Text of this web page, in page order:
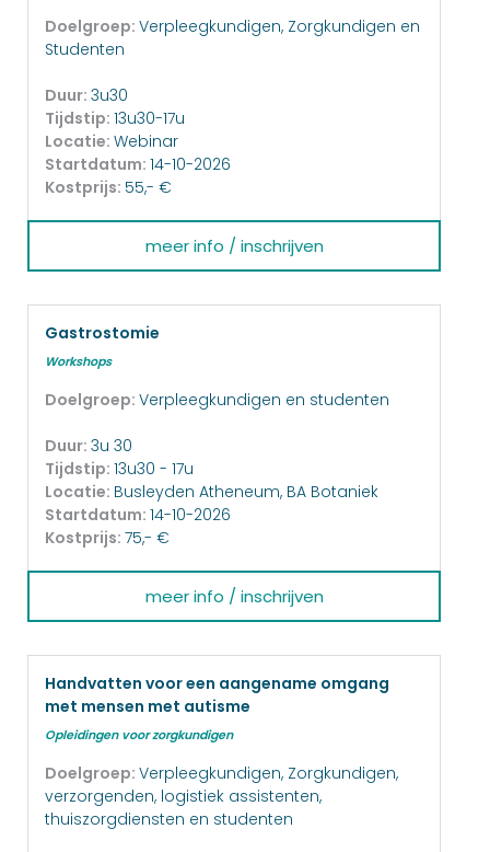
Doelgroep: Verpleegkundigen, Zorgkundigen en
Studenten
Duur: 3u30
Tijdstip: 13u30-17u
Locatie: Webinar
Startdatum: 14-10-2026
Kostprijs: 55,- €
meer info / inschrijven
Gastrostomie
Workshops
Doelgroep: Verpleegkundigen en studenten
Duur: 3u 30
Tijdstip: 13u30 - 17u
Locatie: Busleyden Atheneum, BA Botaniek
Startdatum: 14-10-2026
Kostprijs: 75,- €
meer info / inschrijven
Handvatten voor een aangename omgang
met mensen met autisme
Opleidingen voor zorgkundigen
Doelgroep: Verpleegkundigen, Zorgkundigen,
verzorgenden, logistiek assistenten,
thuiszorgdiensten en studenten